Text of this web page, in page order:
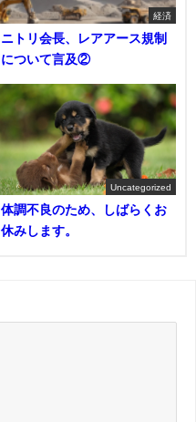
経済
ニトリ会長、レアアース規制
について言及②
Uncategorized
体調不良のため、しばらくお
休みします。